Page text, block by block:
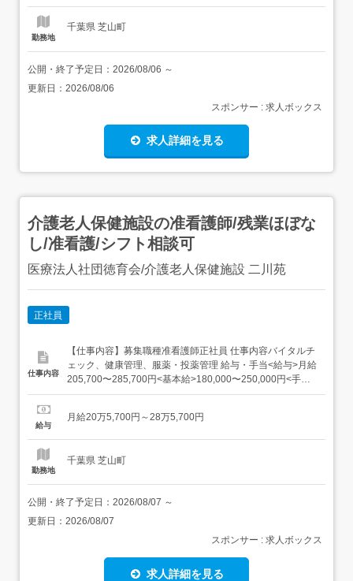
勤務地
千葉県 芝山町
公開・終了予定日： 2026/08/06 ～
更新日： 2026/08/06
スポンサー : 求人ボックス
求人詳細を見る
介護老人保健施設の准看護師/残業ほぼな
し/准看護/シフト相談可
医療法人社団徳育会/介護老人保健施設 二川苑
正社員
仕事内容
【仕事内容】募集職種准看護師正社員 仕事内容バイタルチ
ェック、健康管理、服薬・投薬管理 給与・手当<給与>月給
205,700〜285,700円<基本給>180,000〜250,000円<手当>
交通費支給:実費(上限あり)交通費支給月額:28,000円資格手
当:11,500円/回(夜勤した場合)...
給与
月給20万5,700円～28万5,700円
勤務地
千葉県 芝山町
公開・終了予定日： 2026/08/07 ～
更新日： 2026/08/07
スポンサー : 求人ボックス
求人詳細を見る